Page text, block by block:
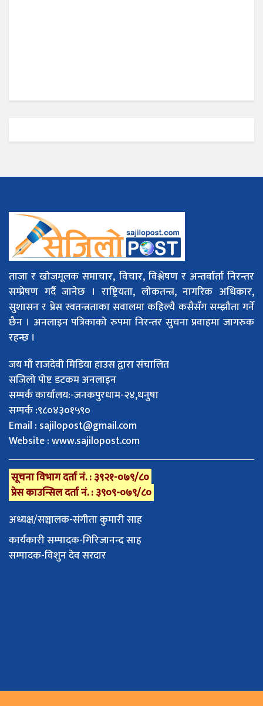
ताजा र खोजमूलक समाचार, विचार, विश्लेषण र अन्तर्वार्ता निरन्तर
सम्प्रेषण गर्दै जानेछ । राष्ट्रियता, लोकतन्त्र, नागरिक अधिकार,
सुशासन र प्रेस स्वतन्त्रताका सवालमा कहिल्यै कसैसँग सम्झौता गर्ने
छैन । अनलाइन पत्रिकाको रुपमा निरन्तर सुचना प्रवाहमा जागरुक
रहन्छ ।
जय माँ राजदेवी मिडिया हाउस द्वारा संचालित
सजिलो पोष्ट डटकम अनलाइन
सम्पर्क कार्यालय:-जनकपुरधाम-२४,धनुषा
सम्पर्क :९८०४३०१५९०
Email : sajilopost@gmail.com
Website : www.sajilopost.com
सूचना विभाग दर्ता नं. : ३९२१-०७९/८०
प्रेस काउन्सिल दर्ता नं. : ३९०९-०७९/८०
अध्यक्ष/सञ्चालक-संगीता कुमारी साह
कार्यकारी सम्पादक-गिरिजानन्द साह
सम्पादक-विशुन देव सरदार